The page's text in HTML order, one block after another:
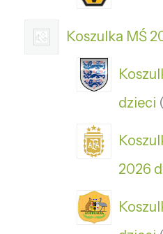
Koszulka MŚ
dzieci
2026